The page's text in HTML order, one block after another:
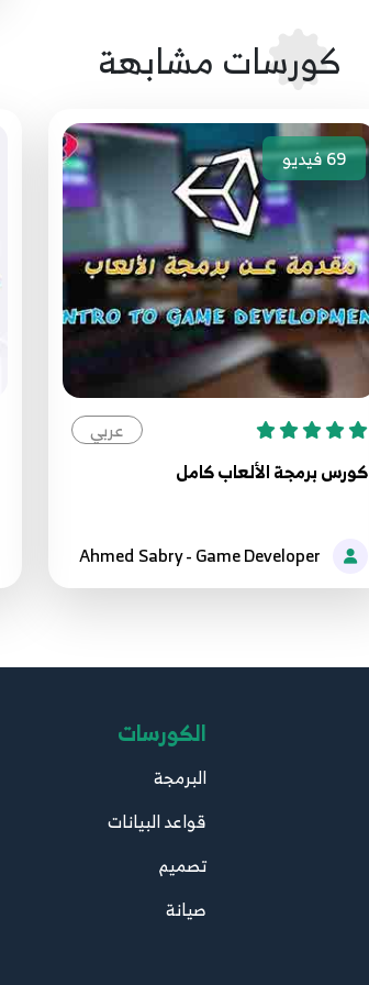
كورسات مشابهة
69فيديو
عربي
كورس برمجة الألعاب كامل
الكورسات
البرمجة
قواعد البيانات
تصميم
صيانة